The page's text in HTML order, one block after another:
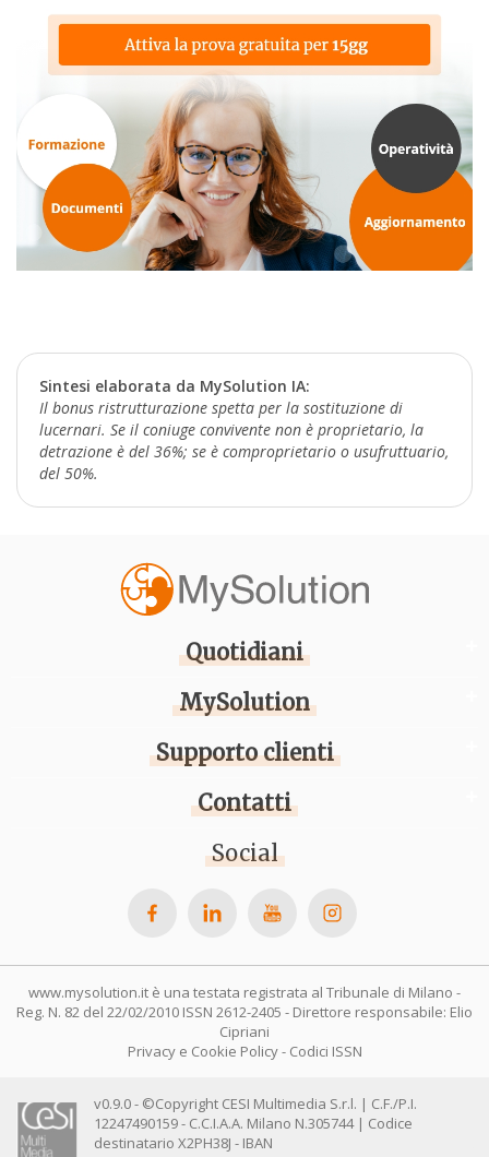
Sintesi elaborata da MySolution IA:
Il bonus ristrutturazione spetta per la sostituzione di
lucernari. Se il coniuge convivente non è proprietario, la
detrazione è del 36%; se è comproprietario o usufruttuario,
del 50%.
Quotidiani
MySolution
Supporto clienti
Contatti
Social
www.mysolution.it è una testata registrata al Tribunale di Milano -
Reg. N. 82 del 22/02/2010 ISSN 2612-2405 - Direttore responsabile: Elio
Cipriani
Privacy e Cookie Policy- Codici ISSN
v0.9.0 - ©Copyright CESI Multimedia S.r.l. | C.F./P.I.
12247490159 - C.C.I.A.A. Milano N.305744 | Codice
destinatario X2PH38J - IBAN